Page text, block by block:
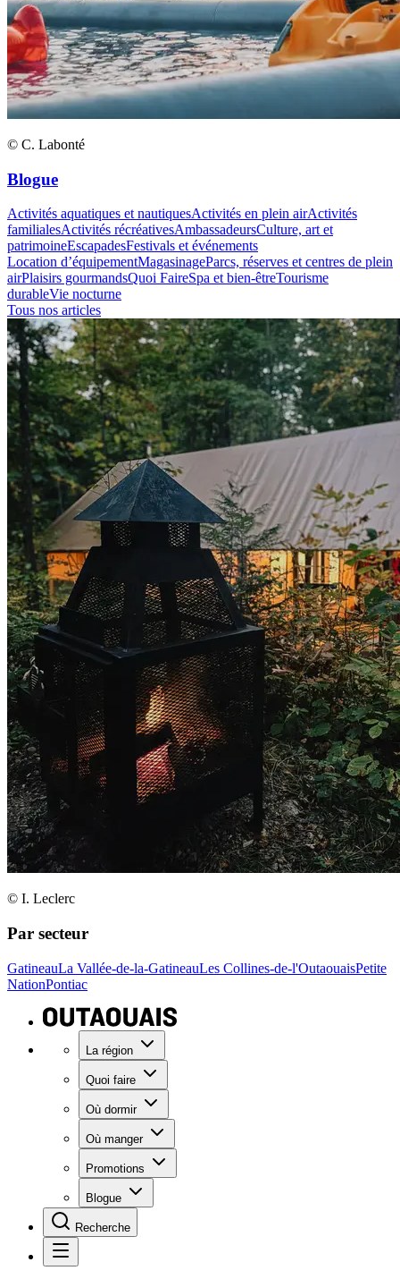
© C. Labonté
Blogue
Activités aquatiques et nautiquesActivités en plein airActivités
familialesActivités récréativesAmbassadeursCulture, art et
patrimoineEscapadesFestivals et événements
Location d’équipementMagasinageParcs, réserves et centres de plein
airPlaisirs gourmandsQuoi FaireSpa et bien-êtreTourisme
durableVie nocturne
Tous nos articles
© I. Leclerc
Par secteur
GatineauLa Vallée-de-la-GatineauLes Collines-de-l'OutaouaisPetite
NationPontiac
La région
Quoi faire
Où dormir
Où manger
Promotions
Blogue
Recherche